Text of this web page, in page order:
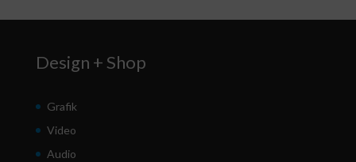
Design + Shop
Grafik
Video
Audio